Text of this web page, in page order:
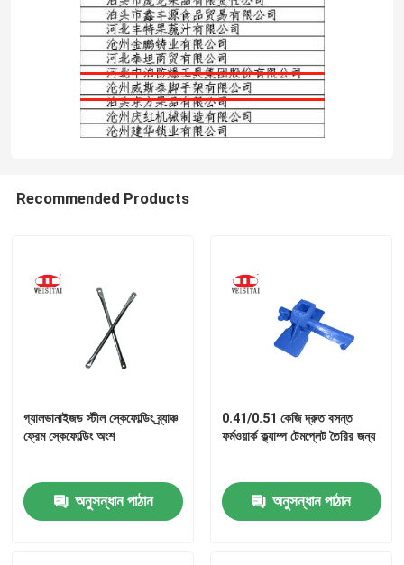
Recommended Products
গ্যালভানাইজড স্টীল স্কেফোল্ডিং ব্র্যাঞ্চ
ফ্রেম স্কেফোল্ডিং অংশ
অনুসন্ধান পাঠান
0.41/0.51 কেজি দ্রুত বসন্ত
ফর্মওয়ার্ক ক্ল্যাম্প টেমপ্লেট তৈরির জন্য
অনুসন্ধান পাঠান